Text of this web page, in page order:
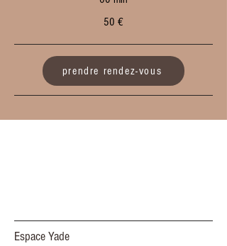
50 €
prendre rendez-vous
Espace Yade